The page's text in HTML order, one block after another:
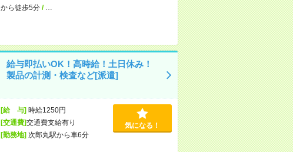
から徒歩5分/
給与即払いOK！高時給！土日休み！
製品の計測・検査など[派遣]
[給 与]時給1250円
[交通費]交通費支給有り
[勤務地]次郎丸駅から車6分
気になる！